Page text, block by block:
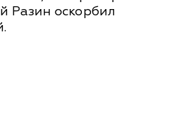
Разин оскорбил